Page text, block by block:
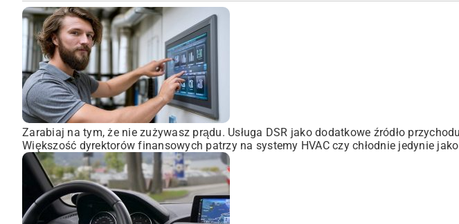
Zarabiaj na tym, że nie zużywasz prądu. Usługa DSR jako dodatkowe źródło
Większość dyrektorów finansowych patrzy na systemy HVAC czy chłodnie jedynie